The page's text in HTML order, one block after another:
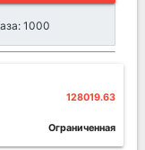
1000
128019.63
Ограниченная